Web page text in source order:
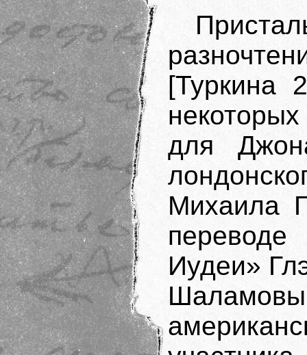
[Туркина
для
Михаила
Иудеи»